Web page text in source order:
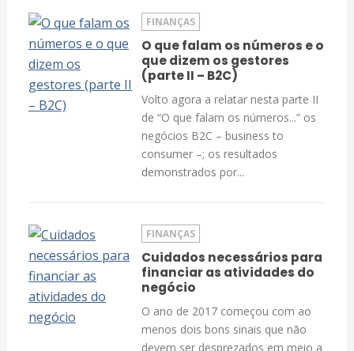
FINANÇAS
O que falam os números e o
que dizem os gestores
(parte II – B2C)
Volto agora a relatar nesta parte II
de “O que falam os números...” os
negócios B2C – business to
consumer –; os resultados
demonstrados por...
FINANÇAS
Cuidados necessários para
financiar as atividades do
negócio
O ano de 2017 começou com ao
menos dois bons sinais que não
devem ser desprezados em meio a